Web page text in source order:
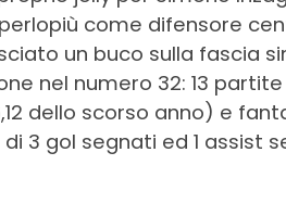
come difensore
un buco sulla fascia
nel numero 32: 13
dello scorso anno) e
3 gol segnati ed 1 assist